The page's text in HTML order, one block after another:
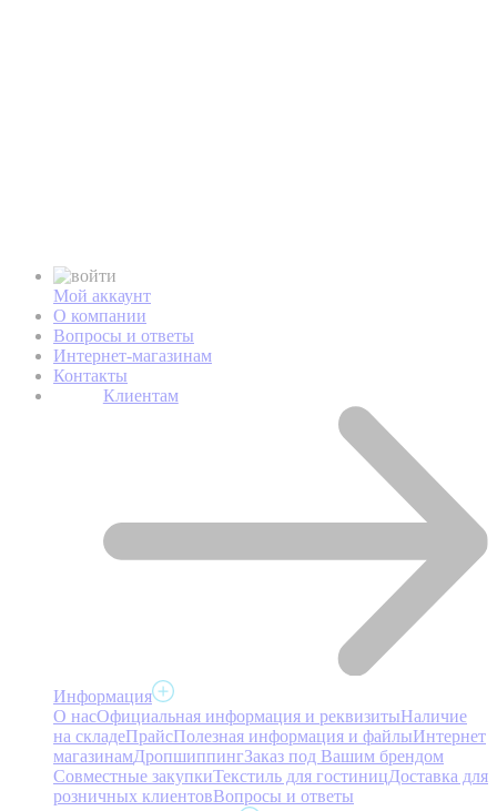
Мой аккаунт
О компании
Вопросы и ответы
Интернет-магазинам
Контакты
Клиентам
Информация
О насОфициальная информация и реквизитыНаличие
на складеПрайсПолезная информация и файлыИнтернет
магазинамДропшиппингЗаказ под Вашим брендом
Совместные закупкиТекстиль для гостиницДоставка для
розничных клиентовВопросы и ответы